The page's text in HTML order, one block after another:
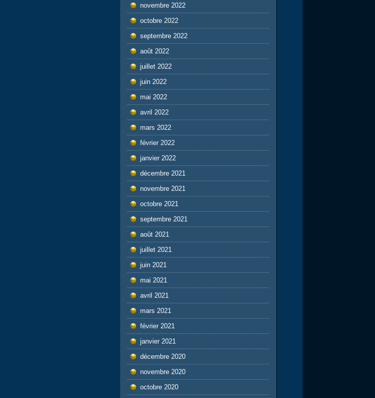
novembre 2022
octobre 2022
septembre 2022
août 2022
juillet 2022
juin 2022
mai 2022
avril 2022
mars 2022
février 2022
janvier 2022
décembre 2021
novembre 2021
octobre 2021
septembre 2021
août 2021
juillet 2021
juin 2021
mai 2021
avril 2021
mars 2021
février 2021
janvier 2021
décembre 2020
novembre 2020
octobre 2020